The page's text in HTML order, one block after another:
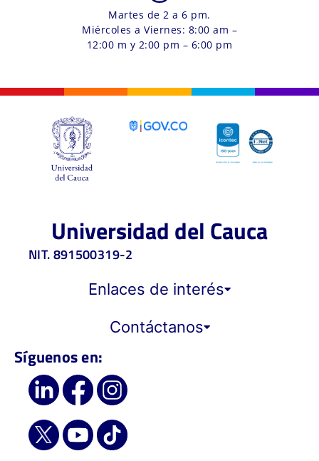
Martes de 2 a 6 pm.
Miércoles a Viernes: 8:00 am –
12:00 m y 2:00 pm – 6:00 pm
Universidad del Cauca
NIT. 891500319-2
Enlaces de interés
Contáctanos
Síguenos en: